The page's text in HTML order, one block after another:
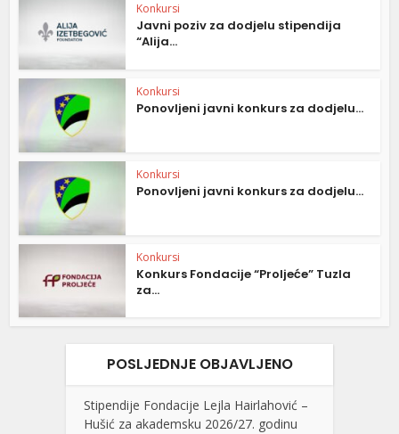
Konkursi
Javni poziv za dodjelu stipendija
“Alija...
Konkursi
Ponovljeni javni konkurs za dodjelu...
Konkursi
Ponovljeni javni konkurs za dodjelu...
Konkursi
Konkurs Fondacije “Proljeće” Tuzla
za...
POSLJEDNJE OBJAVLJENO
Stipendije Fondacije Lejla Hairlahović –
Hušić za akademsku 2026/27. godinu